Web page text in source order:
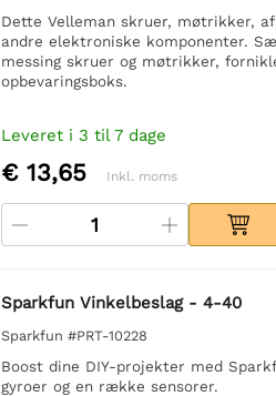
Dette Velleman skruer, møtrikker,
andre elektroniske komponenter.
messing skruer og møtrikker,
opbevaringsboks.
Leveret i 3 til 7 dage
€ 13,65 Inkl. moms
Sparkfun Vinkelbeslag - 4-40
Sparkfun #PRT-10228
Boost dine DIY-projekter med
gyroer og en række sensorer.